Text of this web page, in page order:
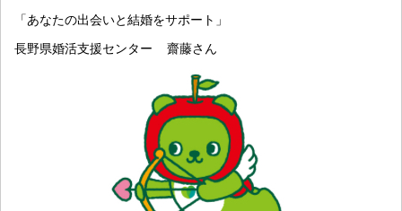
「あなたの出会いと結婚をサポート」
長野県婚活支援センター 齋藤さん